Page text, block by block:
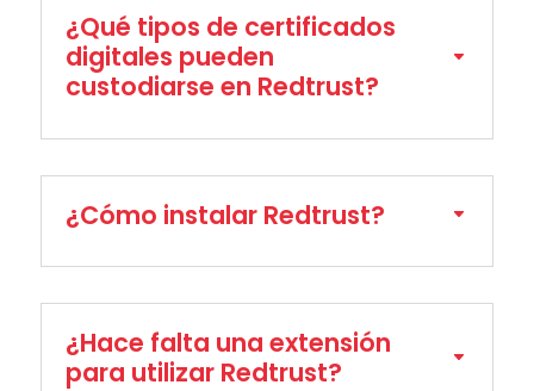
¿Qué tipos de certificados
digitales pueden
custodiarse en Redtrust?
¿Cómo instalar Redtrust?
¿Hace falta una extensión
para utilizar Redtrust?